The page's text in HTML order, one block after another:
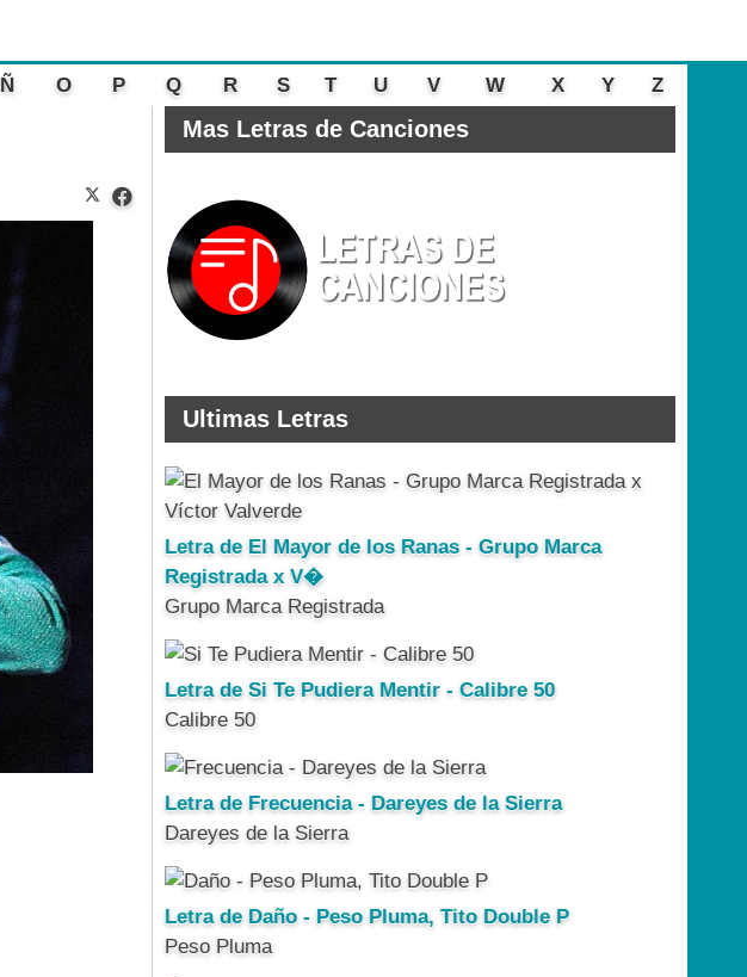
Ñ O P Q R S T U V W X Y
Z
Mas Letras de Canciones
Ultimas Letras
Letra de El Mayor de los Ranas - Grupo Marca
Registrada x V�
Grupo Marca Registrada
Letra de Si Te Pudiera Mentir - Calibre 50
Calibre 50
Letra de Frecuencia - Dareyes de la Sierra
Dareyes de la Sierra
Letra de Daño - Peso Pluma, Tito Double P
Peso Pluma